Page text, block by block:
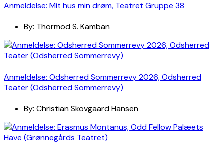
Anmeldelse: Mit hus min drøm, Teatret Gruppe 38
By: Thormod S. Kamban
Anmeldelse: Odsherred Sommerrevy 2026, Odsherred
Teater (Odsherred Sommerrevy)
By: Christian Skovgaard Hansen